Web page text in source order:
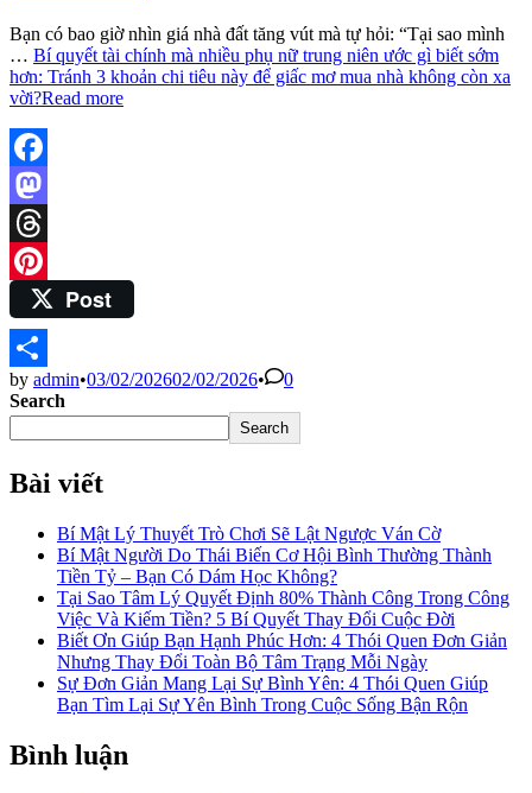
Bạn có bao giờ nhìn giá nhà đất tăng vút mà tự hỏi: “Tại sao mình
… Bí quyết tài chính mà nhiều phụ nữ trung niên ước gì biết sớm
hơn: Tránh 3 khoản chi tiêu này để giấc mơ mua nhà không còn xa
vời?Read more
Facebook
Mastodon
Threads
PinterestPost
Share
by admin•03/02/202602/02/2026•
0
Search
Search
Bài viết
Bí Mật Lý Thuyết Trò Chơi Sẽ Lật Ngược Ván Cờ
Bí Mật Người Do Thái Biến Cơ Hội Bình Thường Thành
Tiền Tỷ – Bạn Có Dám Học Không?
Tại Sao Tâm Lý Quyết Định 80% Thành Công Trong Công
Việc Và Kiếm Tiền? 5 Bí Quyết Thay Đổi Cuộc Đời
Biết Ơn Giúp Bạn Hạnh Phúc Hơn: 4 Thói Quen Đơn Giản
Nhưng Thay Đổi Toàn Bộ Tâm Trạng Mỗi Ngày
Sự Đơn Giản Mang Lại Sự Bình Yên: 4 Thói Quen Giúp
Bạn Tìm Lại Sự Yên Bình Trong Cuộc Sống Bận Rộn
Bình luận